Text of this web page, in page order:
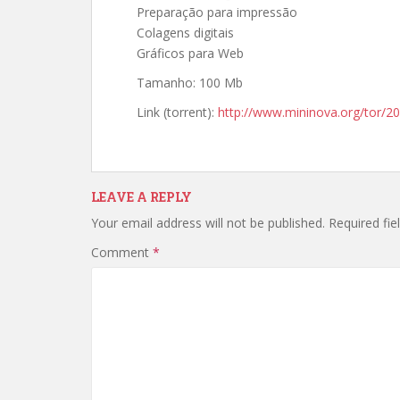
Preparação para impressão
Colagens digitais
Gráficos para Web
Tamanho: 100 Mb
Link (torrent): http://www.mininova.org/tor/
LEAVE A REPLY
Your email address will not be published. Required
Comment *